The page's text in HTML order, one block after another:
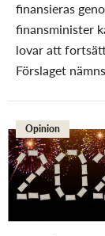
finansieras
finansminister
lovar att
Förslaget
Opinion